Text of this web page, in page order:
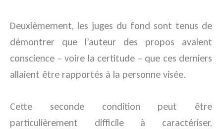
Deuxièmement, les juges du fond sont tenus de
démontrer que l’auteur des propos avaient
conscience – voire la certitude – que ces derniers
allaient être rapportés à la personne visée.
Cette seconde condition peut être
particulièrement difficile à caractériser,